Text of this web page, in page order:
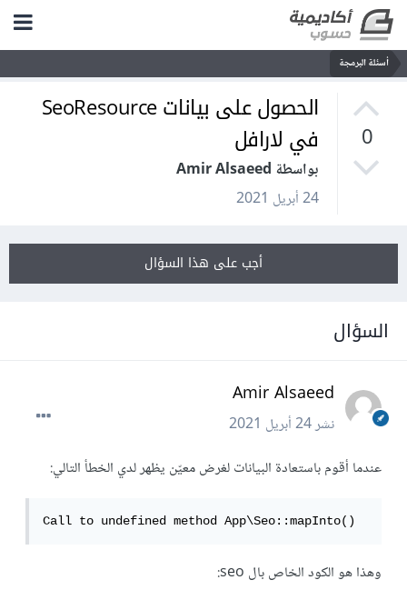
أسئلة البرمجة
0
الحصول على بيانات SeoResource
في لارافل
بواسطة Amir Alsaeed
24 أبريل 2021
أجب على هذا السؤال
السؤال
Amir Alsaeed
نشر24 أبريل 2021
عندما أقوم باستعادة البيانات لغرض معيّن يظهر لدي الخطأ التالي:
Call to undefined method App\Seo::mapInto()
وهذا هو الكود الخاص بال seo: